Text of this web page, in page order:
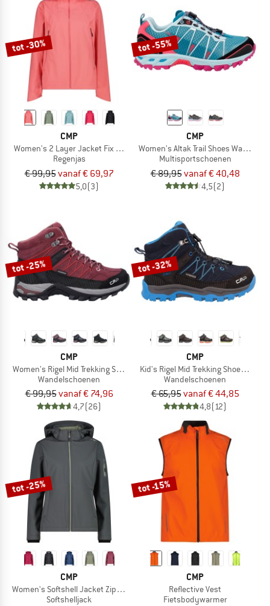
tot -30%
CMP
Women's 2 Layer Jacket Fix Hood
Regenjas
€ 99,95vanaf € 69,97
5,0(3)
tot -55%
CMP
Women's Altak Trail Shoes
Multisportschoenen
€ 89,95vanaf € 40,48
4,5(2)
tot -25%
CMP
Women's Rigel Mid Trekking Shoes Waterproof
Wandelschoenen
€ 99,95vanaf € 74,96
4,7(26)
tot -32%
CMP
Kid's Rigel Mid Trekking Shoes
Wandelschoenen
€ 65,95vanaf € 44,85
4,8(12)
tot -25%
CMP
Women's Softshell Jacket Zip Hood
Softshelljack
tot -15%
CMP
Reflective Vest
Fietsbodywarmer